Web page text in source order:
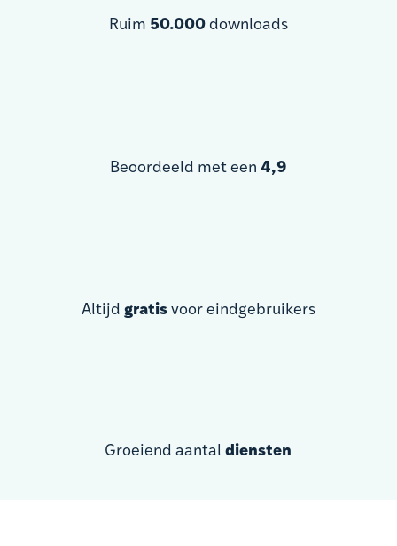
Ruim 50.000downloads
Beoordeeld met een 4,9
Altijd gratisvoor eindgebruikers
Groeiend aantaldiensten